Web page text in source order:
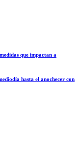
que impactan a
hasta el anochecer con